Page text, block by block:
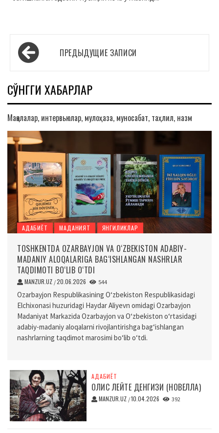
Навигация
по
записям
ПРЕДЫДУЩИЕ ЗАПИСИ
СЎНГГИ ХАБАРЛАР
Мақолалар, интервьюлар, мулоҳаза, муносабат, таҳлил, назм
АДАБИЁТ МАДАНИЯТ ЯНГИЛИКЛАР
TOSHKENTDA OZARBAYJON VA O‘ZBEKISTON ADABIY-
MADANIY ALOQALARIGA BAG‘ISHLANGAN NASHRLAR
TAQDIMOTI BO‘LIB O‘TDI
MANZUR.UZ /20.06.2026 544
Ozarbayjon Respublikasining O‘zbekiston Respublikasidagi
Elchixonasi huzuridagi Haydar Aliyevn omidagi Ozarbayjon
Madaniyat Markazida Ozarbayjon va O‘zbekiston o‘rtasidagi
adabiy-madaniy aloqalarni rivojlantirishga bag‘ishlangan
nashrlarning taqdimot marosimi bo‘lib o‘tdi.
АДАБИЁТ
ОЛИС ЛЕЙТЕ ДЕНГИЗИ (НОВЕЛЛА)
MANZUR.UZ /10.04.2026 392